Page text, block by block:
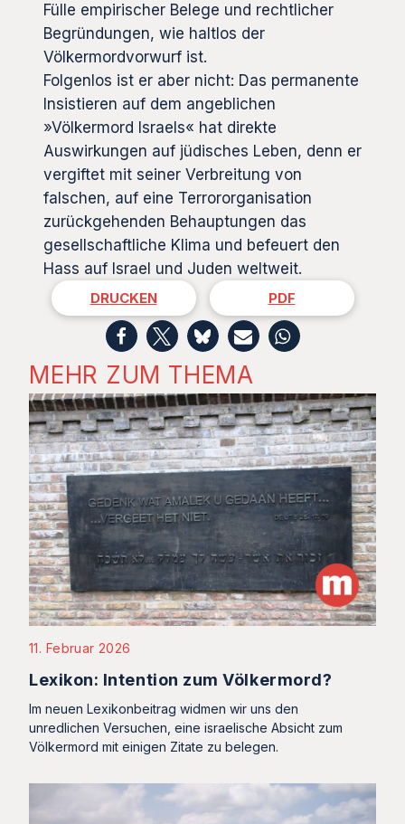
Fülle empirischer Belege und rechtlicher
Begründungen, wie haltlos der
Völkermordvorwurf ist.
Folgenlos ist er aber nicht: Das permanente
Insistieren auf dem angeblichen
»Völkermord Israels« hat direkte
Auswirkungen auf jüdisches Leben, denn er
vergiftet mit seiner Verbreitung von
falschen, auf eine Terrororganisation
zurückgehenden Behauptungen das
gesellschaftliche Klima und befeuert den
Hass auf Israel und Juden weltweit.
DRUCKEN PDF
MEHR ZUM THEMA
11. Februar 2026
Lexikon: Intention zum Völkermord?
Im neuen Lexikonbeitrag widmen wir uns den
unredlichen Versuchen, eine israelische Absicht zum
Völkermord mit einigen Zitate zu belegen.